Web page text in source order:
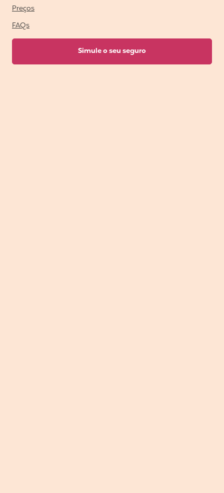
Preços
FAQs
Simule o seu seguro